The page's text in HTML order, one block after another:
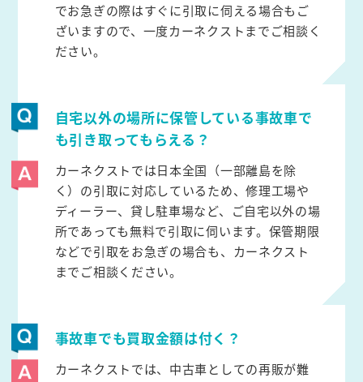
でお急ぎの際はすぐに引取に伺える場合もご
ざいますので、一度カーネクストまでご相談く
ださい。
自宅以外の場所に保管している事故車で
も引き取ってもらえる？
カーネクストでは日本全国（一部離島を除
く）の引取に対応しているため、修理工場や
ディーラー、貸し駐車場など、ご自宅以外の場
所であっても無料で引取に伺います。保管期限
などで引取をお急ぎの場合も、カーネクスト
までご相談ください。
事故車でも買取金額は付く？
カーネクストでは、中古車としての再販が難